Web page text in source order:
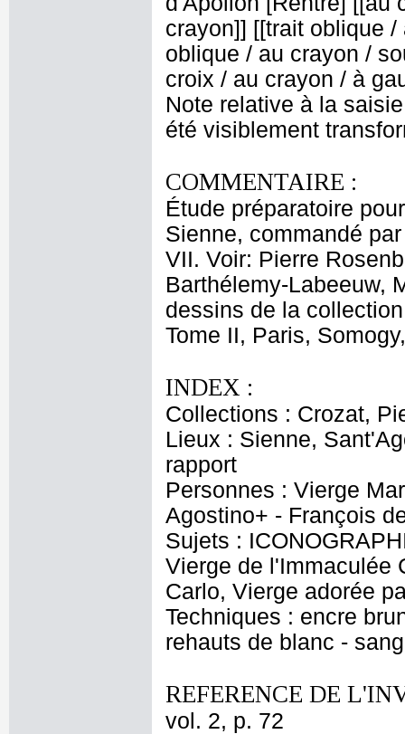
crayon]] [[trait oblique
oblique / au crayon /
croix / au crayon / à
Note relative à la
été visiblement
COMMENTAIRE :
Étude préparatoire
Sienne, commandé
VII. Voir: Pierre
Barthélemy-Labeeuw,
dessins de la
Tome II, Paris,
INDEX :
Collections : Crozat,
Lieux : Sienne,
rapport
Personnes : Vierge
Agostino+ - François
Sujets :
Vierge de l'Immaculée
Carlo, Vierge adorée
Techniques : encre
rehauts de blanc -
REFERENCE DE
vol. 2, p. 72